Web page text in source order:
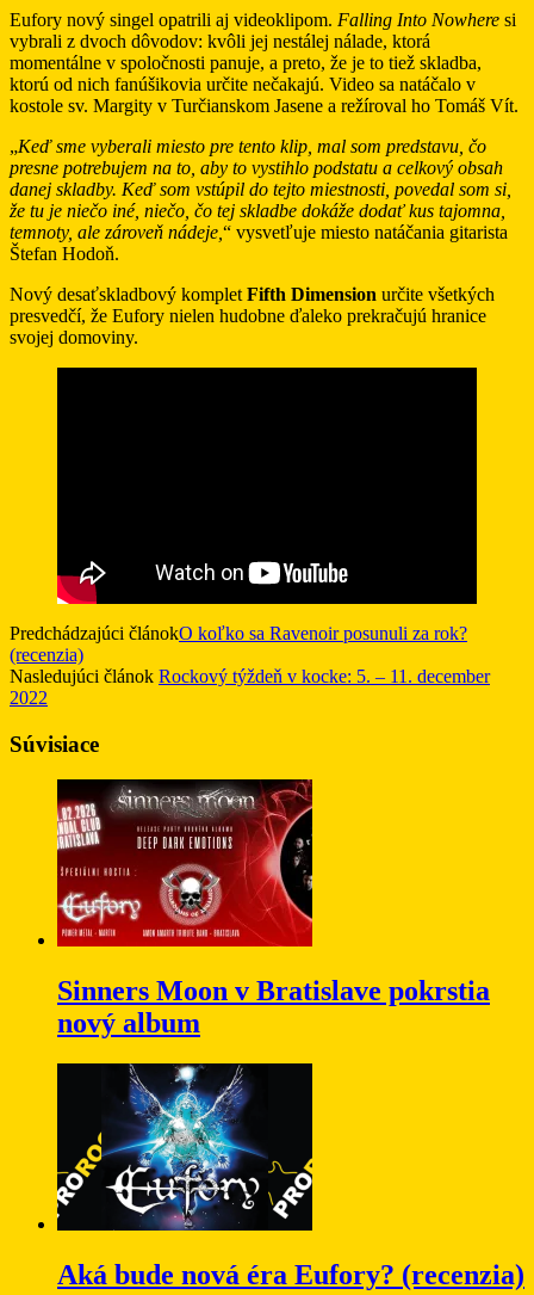
Eufory nový singel opatrili aj videoklipom. Falling Into Nowhere si
vybrali z dvoch dôvodov: kvôli jej nestálej nálade, ktorá
momentálne v spoločnosti panuje, a preto, že je to tiež skladba,
ktorú od nich fanúšikovia určite nečakajú. Video sa natáčalo v
kostole sv. Margity v Turčianskom Jasene a režíroval ho Tomáš Vít.
„Keď sme vyberali miesto pre tento klip, mal som predstavu, čo
presne potrebujem na to, aby to vystihlo podstatu a celkový obsah
danej skladby. Keď som vstúpil do tejto miestnosti, povedal som si,
že tu je niečo iné, niečo, čo tej skladbe dokáže dodať kus tajomna,
temnoty, ale zároveň nádeje, “ vysvetľuje miesto natáčania gitarista
Štefan Hodoň.
Nový desaťskladbový komplet Fifth Dimension určite všetkých
presvedčí, že Eufory nielen hudobne ďaleko prekračujú hranice
svojej domoviny.
Predchádzajúci článokO koľko sa Ravenoir posunuli za rok?
(recenzia)
Nasledujúci článok Rockový týždeň v kocke: 5. – 11. december
2022
Súvisiace
Sinners Moon v Bratislave pokrstia
nový album
Aká bude nová éra Eufory? (recenzia)